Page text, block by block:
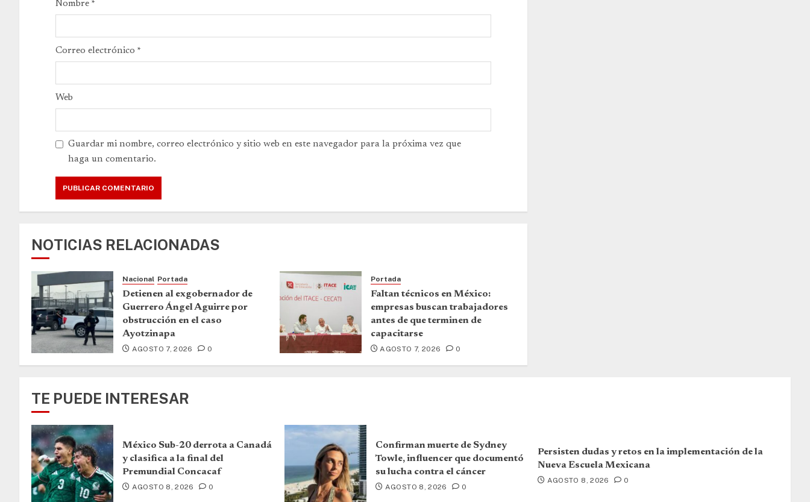
Nombre *
Correo electrónico *
Web
Guardar mi nombre, correo electrónico y sitio web en este navegador para la próxima vez que
haga un comentario.
NOTICIAS RELACIONADAS
Nacional Portada
Detienen al exgobernador de
Guerrero Ángel Aguirre por
obstrucción en el caso
Ayotzinapa
AGOSTO 7, 2026 0
Portada
Faltan técnicos en México:
empresas buscan trabajadores
antes de que terminen de
capacitarse
AGOSTO 7, 2026 0
TE PUEDE INTERESAR
México Sub-20 derrota a Canadá
y clasifica a la final del
Premundial Concacaf
AGOSTO 8, 2026 0
Confirman muerte de Sydney
Towle, influencer que documentó
su lucha contra el cáncer
AGOSTO 8, 2026 0
Persisten dudas y retos en la implementación de la
Nueva Escuela Mexicana
AGOSTO 8, 2026 0